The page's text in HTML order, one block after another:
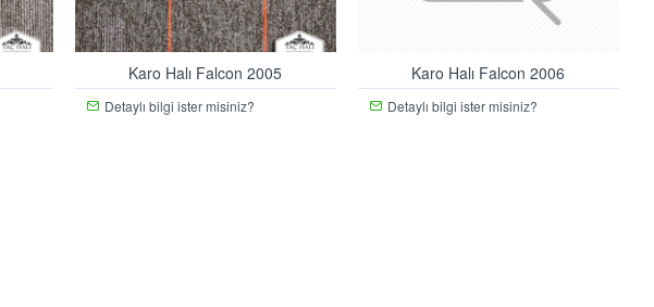
Karo Halı Falcon 2005
Detaylı bilgi ister misiniz?
Karo Halı Falcon 2006
Detaylı bilgi ister misiniz?